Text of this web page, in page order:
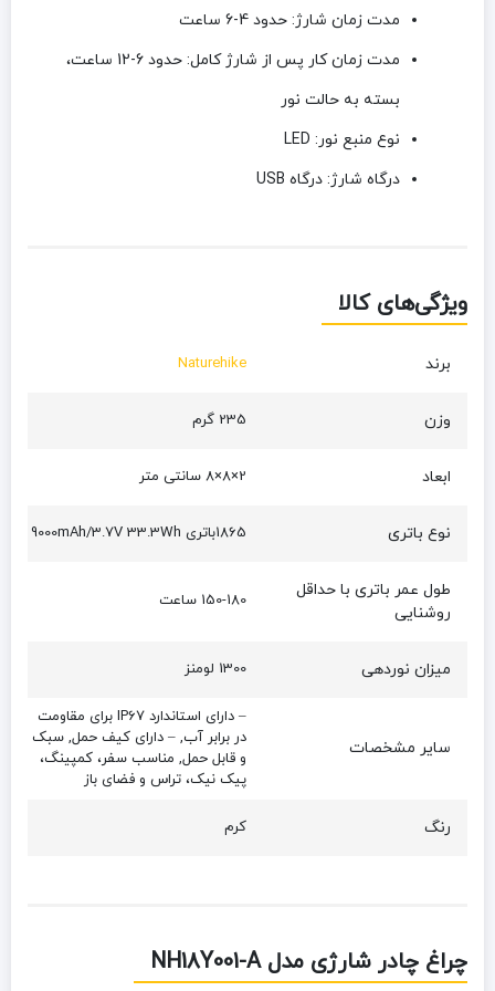
مدت زمان شارژ: حدود 4-6 ساعت
مدت زمان کار پس از شارژ کامل:
حدود 6-12 ساعت،
بسته به حالت نور
نوع منبع نور:
درگاه شارژ: درگاه USB
ویژگی‌های کالا
برند Naturehike
وزن 235 گرم
ابعاد 2×8×8 سانتی متر
نوع باتری 1865باتری 9000mAh/3.7V 33.3Wh
طول عمر باتری با حداقل
روشنایی
150-180 ساعت
میزان نوردهی 1300 لومنز
سایر مشخصات
– دارای استاندارد IP67 برای مقاومت
در برابر آب, – دارای کیف حمل, سبک
و قابل حمل, مناسب سفر، کمپینگ،
پیک نیک، تراس و فضای باز
رنگ کرم
چراغ چادر شارژی مدل NH18Y001-A